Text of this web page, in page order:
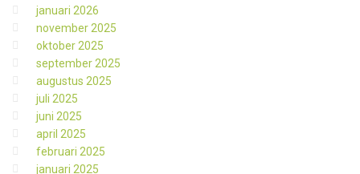
januari 2026
november 2025
oktober 2025
september 2025
augustus 2025
juli 2025
juni 2025
april 2025
februari 2025
januari 2025